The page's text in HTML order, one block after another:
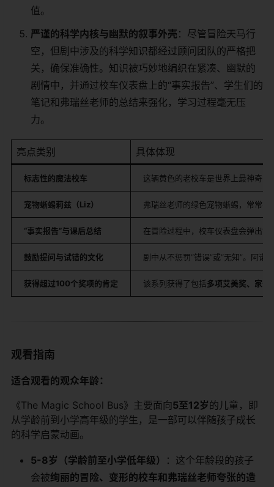
值。
严谨的科学内核与幽默的叙事外壳 ：尽管冒险天马行
空，但剧中涉及的科学知识都经过顾问团队的严格把
关，确保准确性。知识被巧妙地编织在紧凑、幽默的
剧情中，并通过校车仪表盘上的“事实报告”、学生们的
笔记和弗瑞丝老师的总结来强化，学习过程毫无压
力。
亮点类别 具体体现
标志性的魔法校车 这辆黄色的老校车是世界上最神奇的
宠物蜥蜴莉兹（Liz） 弗瑞丝老师的绿色宠物蜥蜴，常常
“事实报告”与课后总结 在冒险过程中，校车仪表盘会弹出“
鼓励提问与试错的文化 剧中从不惩罚“错误”或“无知”。阿
获得超过100个奖项的肯定 该系列获得了包括多项艾美奖、家长
观看指南
适合观看的观众年龄：
《The Magic School Bus》主要面向5至12岁的儿童，即
从学龄前到小学高年级的学生，是一部可以伴随孩子成长
的科学启蒙动画。
5-8岁（学龄前至小学低年级）
：这个年龄段的孩子
会被绚丽的冒险、变形的校车和弗瑞丝老师夸张的造